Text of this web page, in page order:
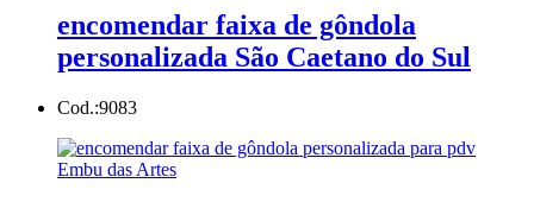
encomendar faixa de gôndola
personalizada São Caetano do Sul
Cod.:9083